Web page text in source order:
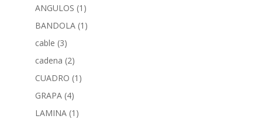
ANGULOS (1)
BANDOLA (1)
cable (3)
cadena (2)
CUADRO (1)
GRAPA (4)
LAMINA (1)